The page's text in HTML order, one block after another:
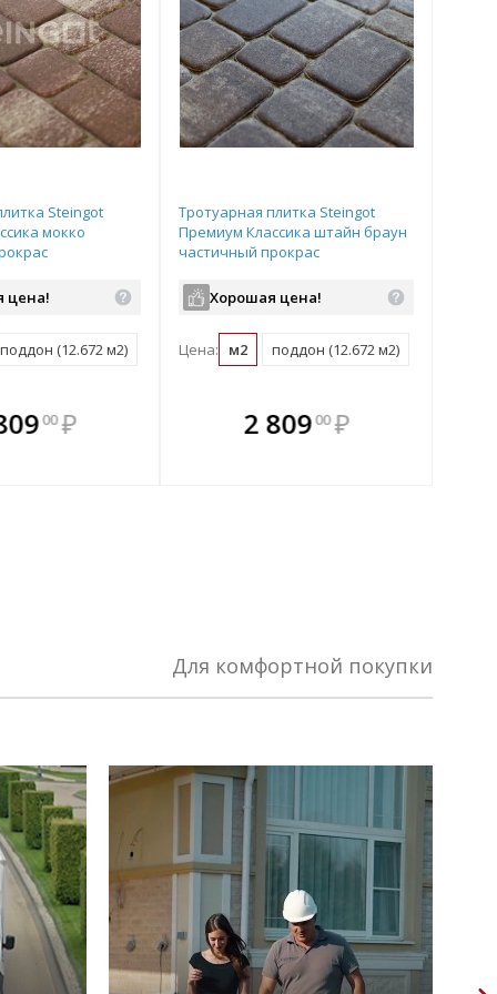
Steingot
мокко
цена!
поддон (12.672 м2)
00 ₽
В комплекте
всегда выгоднее!
Тротуарная плитка Steingot
Премиум Классика штайн браун
частичный прокрас
Хорошая цена!
Цена: м2 поддон (12.672 м2)
комплекте
выгоднее!
2 80900 ₽
Для комфортной покупки